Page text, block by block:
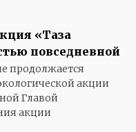
«Таза
повседневной
продолжается
акции
Главой
акции